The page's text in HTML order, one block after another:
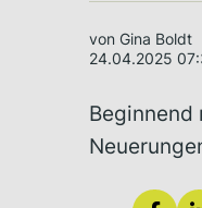
von Gina Boldt
24.04.2025
Beginnend